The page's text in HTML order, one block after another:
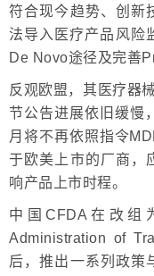
符合现今趋势、创新
法导入医疗产品风险
De Novo途径及完善
反观欧盟，其医疗器
节公告进展依旧缓慢
月将不再依照指令
于欧美上市的厂商，
响产品上市时程。
中国CFDA在改组
Administration of
后，推出一系列政策